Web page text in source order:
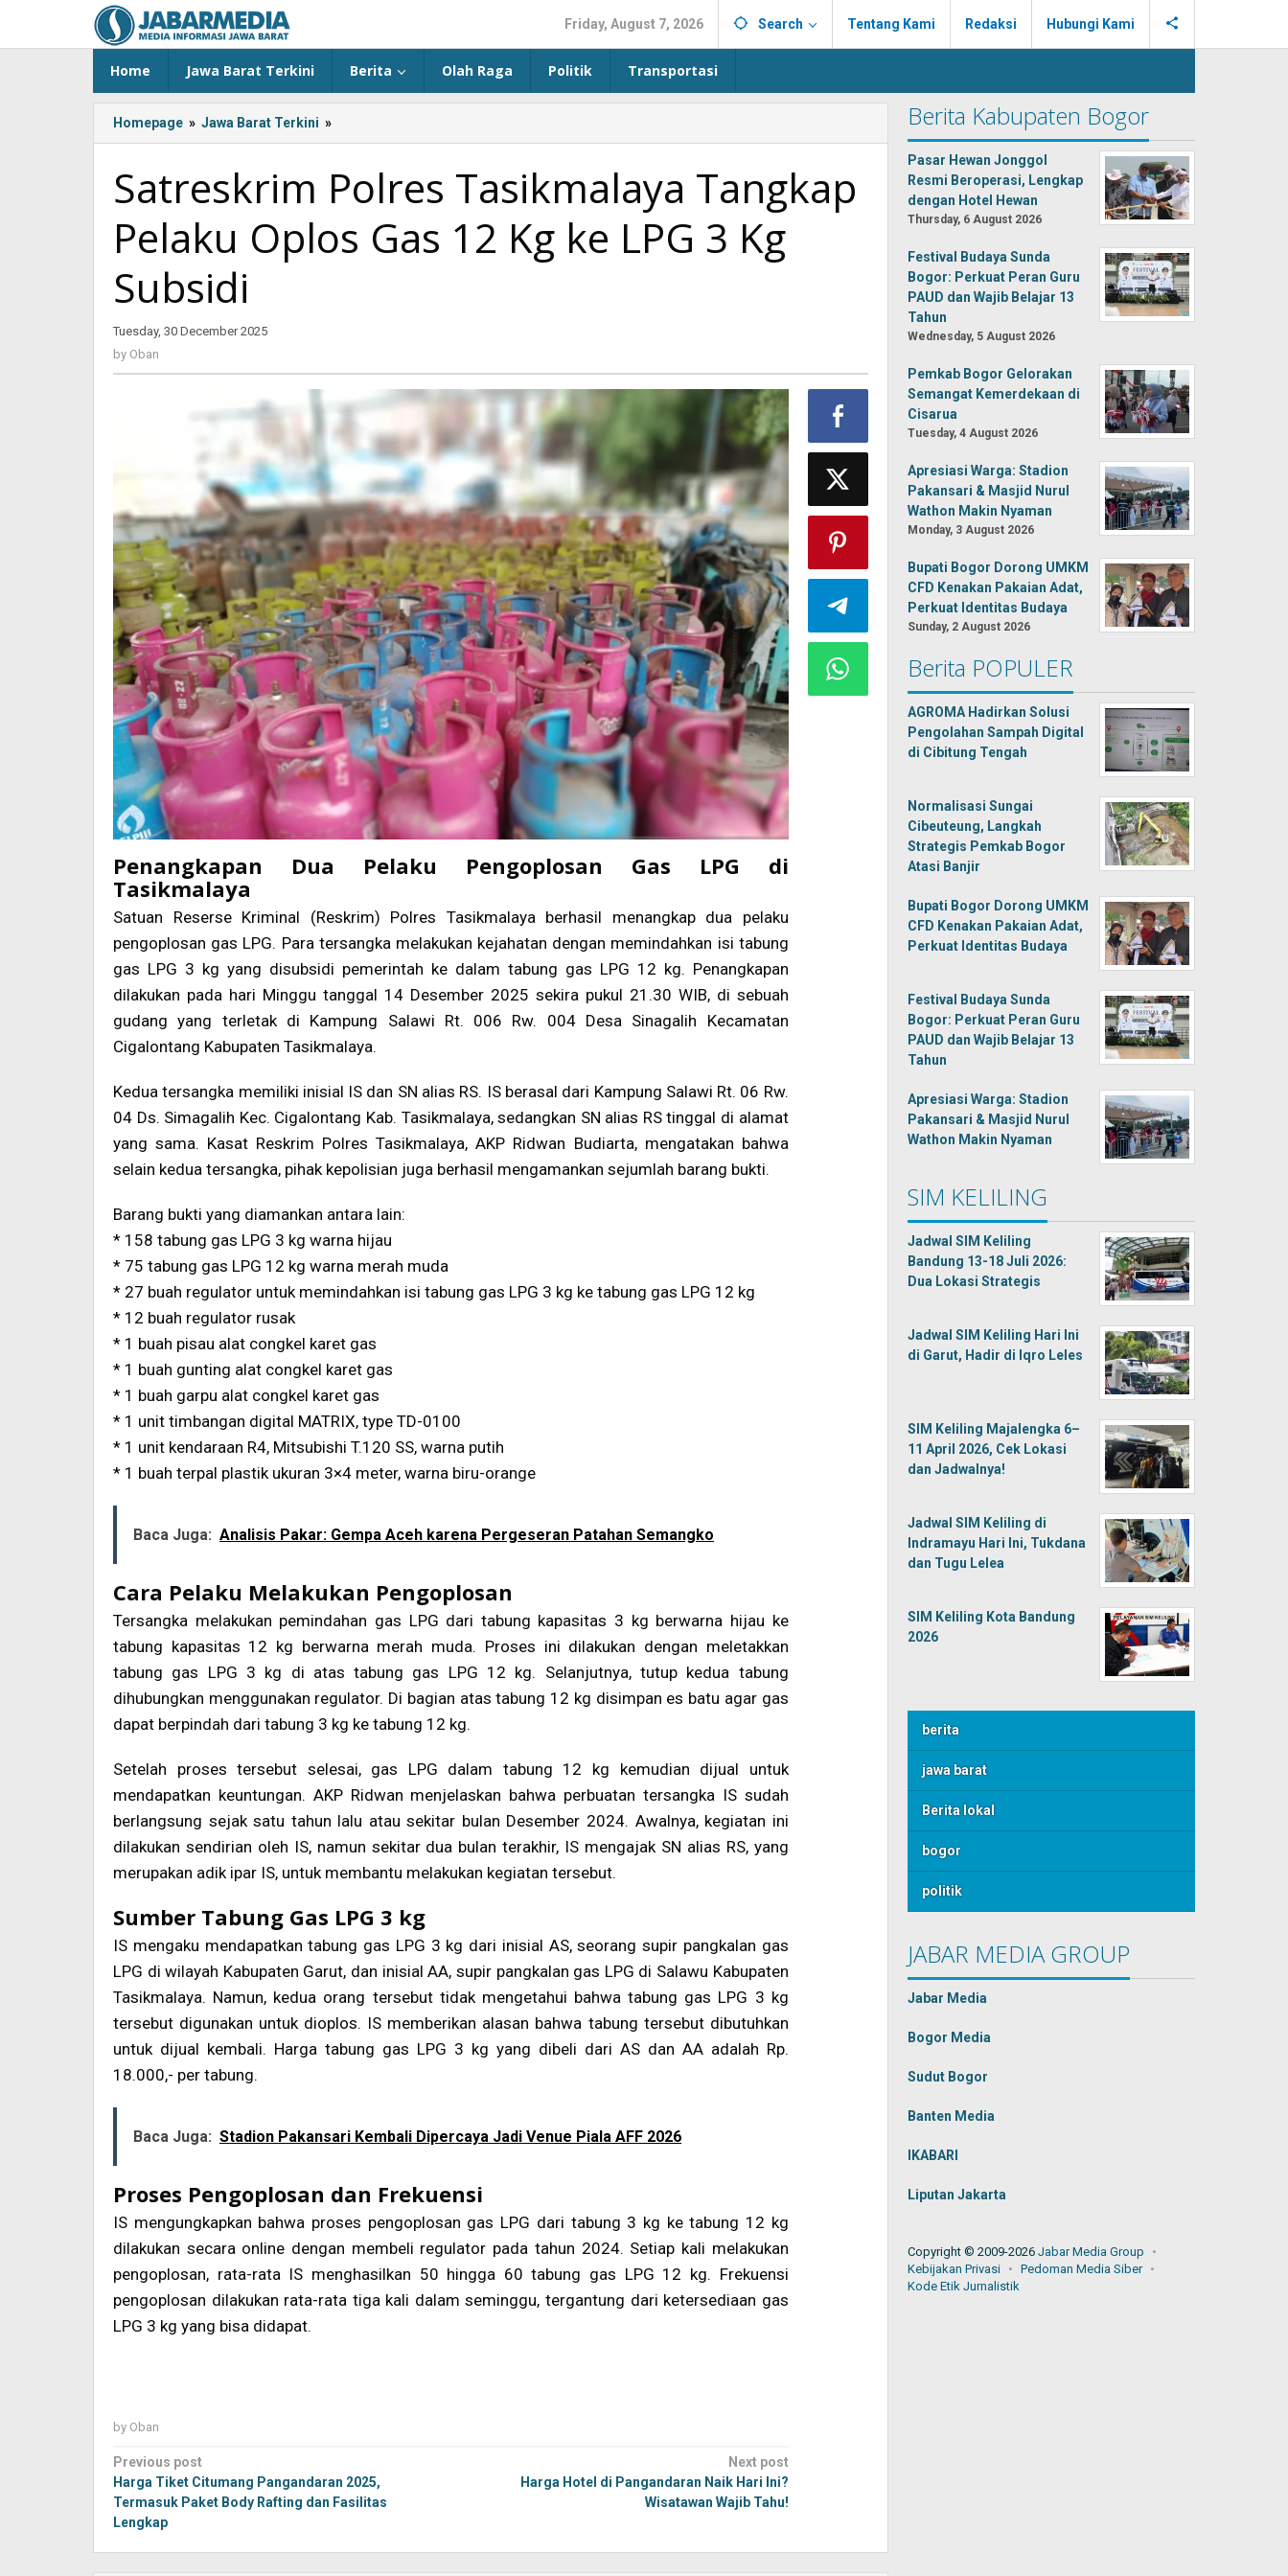
content
Friday, August 7, 2026 Search Tentang Kami Redaksi Hubungi Kami
Home Jawa Barat Terkini Berita Olah Raga Politik Transportasi
Homepage » Jawa Barat Terkini »
Polres
Tangkap
Pelaku
Gas
Satreskrim Polres Tasikmalaya Tangkap
Pelaku Oplos Gas 12 Kg ke LPG 3 Kg
Subsidi
Tuesday, 30 December 2025
by Oban
Penangkapan Dua Pelaku Pengoplosan Gas LPG di
Tasikmalaya
Satuan Reserse Kriminal (Reskrim) Polres Tasikmalaya berhasil menangkap dua pelaku
pengoplosan gas LPG. Para tersangka melakukan kejahatan dengan memindahkan isi tabung
gas LPG 3 kg yang disubsidi pemerintah ke dalam tabung gas LPG 12 kg. Penangkapan
dilakukan pada hari Minggu tanggal 14 Desember 2025 sekira pukul 21.30 WIB, di sebuah
gudang yang terletak di Kampung Salawi Rt. 006 Rw. 004 Desa Sinagalih Kecamatan
Cigalontang Kabupaten Tasikmalaya.
Kedua tersangka memiliki inisial IS dan SN alias RS. IS berasal dari Kampung Salawi Rt. 06 Rw.
04 Ds. Simagalih Kec. Cigalontang Kab. Tasikmalaya, sedangkan SN alias RS tinggal di alamat
yang sama. Kasat Reskrim Polres Tasikmalaya, AKP Ridwan Budiarta, mengatakan bahwa
selain kedua tersangka, pihak kepolisian juga berhasil mengamankan sejumlah barang bukti.
Barang bukti yang diamankan antara lain:
* 158 tabung gas LPG 3 kg warna hijau
* 75 tabung gas LPG 12 kg warna merah muda
* 27 buah regulator untuk memindahkan isi tabung gas LPG 3 kg ke tabung gas LPG 12 kg
* 12 buah regulator rusak
* 1 buah pisau alat congkel karet gas
* 1 buah gunting alat congkel karet gas
* 1 buah garpu alat congkel karet gas
* 1 unit timbangan digital MATRIX, type TD-0100
* 1 unit kendaraan R4, Mitsubishi T.120 SS, warna putih
* 1 buah terpal plastik ukuran 3×4 meter, warna biru-orange
Baca Juga: Analisis Pakar: Gempa Aceh karena Pergeseran Patahan Semangko
Cara Pelaku Melakukan Pengoplosan
Tersangka melakukan pemindahan gas LPG dari tabung kapasitas 3 kg berwarna hijau ke
tabung kapasitas 12 kg berwarna merah muda. Proses ini dilakukan dengan meletakkan
tabung gas LPG 3 kg di atas tabung gas LPG 12 kg. Selanjutnya, tutup kedua tabung
dihubungkan menggunakan regulator. Di bagian atas tabung 12 kg disimpan es batu agar gas
dapat berpindah dari tabung 3 kg ke tabung 12 kg.
Setelah proses tersebut selesai, gas LPG dalam tabung 12 kg kemudian dijual untuk
mendapatkan keuntungan. AKP Ridwan menjelaskan bahwa perbuatan tersangka IS sudah
berlangsung sejak satu tahun lalu atau sekitar bulan Desember 2024. Awalnya, kegiatan ini
dilakukan sendirian oleh IS, namun sekitar dua bulan terakhir, IS mengajak SN alias RS, yang
merupakan adik ipar IS, untuk membantu melakukan kegiatan tersebut.
Sumber Tabung Gas LPG 3 kg
IS mengaku mendapatkan tabung gas LPG 3 kg dari inisial AS, seorang supir pangkalan gas
LPG di wilayah Kabupaten Garut, dan inisial AA, supir pangkalan gas LPG di Salawu Kabupaten
Tasikmalaya. Namun, kedua orang tersebut tidak mengetahui bahwa tabung gas LPG 3 kg
tersebut digunakan untuk dioplos. IS memberikan alasan bahwa tabung tersebut dibutuhkan
untuk dijual kembali. Harga tabung gas LPG 3 kg yang dibeli dari AS dan AA adalah Rp.
18.000,- per tabung.
Baca Juga: Stadion Pakansari Kembali Dipercaya Jadi Venue Piala AFF 2026
Proses Pengoplosan dan Frekuensi
IS mengungkapkan bahwa proses pengoplosan gas LPG dari tabung 3 kg ke tabung 12 kg
dilakukan secara online dengan membeli regulator pada tahun 2024. Setiap kali melakukan
pengoplosan, rata-rata IS menghasilkan 50 hingga 60 tabung gas LPG 12 kg. Frekuensi
pengoplosan dilakukan rata-rata tiga kali dalam seminggu, tergantung dari ketersediaan gas
LPG 3 kg yang bisa didapat.
by Oban
Post
navigation
Previous post
Harga Tiket Citumang Pangandaran 2025,
Termasuk Paket Body Rafting dan Fasilitas
Lengkap
Next post
Harga Hotel di Pangandaran Naik Hari Ini?
Wisatawan Wajib Tahu!
Berita Kabupaten Bogor
Pasar Hewan Jonggol
Resmi Beroperasi, Lengkap
dengan Hotel Hewan
Thursday, 6 August 2026
Festival Budaya Sunda
Bogor: Perkuat Peran Guru
PAUD dan Wajib Belajar 13
Tahun
Wednesday, 5 August 2026
Pemkab Bogor Gelorakan
Semangat Kemerdekaan di
Cisarua
Tuesday, 4 August 2026
Apresiasi Warga: Stadion
Pakansari & Masjid Nurul
Wathon Makin Nyaman
Monday, 3 August 2026
Bupati Bogor Dorong UMKM
CFD Kenakan Pakaian Adat,
Perkuat Identitas Budaya
Sunday, 2 August 2026
Berita POPULER
AGROMA Hadirkan Solusi
Pengolahan Sampah Digital
di Cibitung Tengah
Normalisasi Sungai
Cibeuteung, Langkah
Strategis Pemkab Bogor
Atasi Banjir
Bupati Bogor Dorong UMKM
CFD Kenakan Pakaian Adat,
Perkuat Identitas Budaya
Festival Budaya Sunda
Bogor: Perkuat Peran Guru
PAUD dan Wajib Belajar 13
Tahun
Apresiasi Warga: Stadion
Pakansari & Masjid Nurul
Wathon Makin Nyaman
SIM KELILING
Jadwal SIM Keliling
Bandung 13-18 Juli 2026:
Dua Lokasi Strategis
Jadwal SIM Keliling Hari Ini
di Garut, Hadir di Iqro Leles
SIM Keliling Majalengka 6–
11 April 2026, Cek Lokasi
dan Jadwalnya!
Jadwal SIM Keliling di
Indramayu Hari Ini, Tukdana
dan Tugu Lelea
SIM Keliling Kota Bandung
2026
berita
jawa barat
Berita lokal
bogor
politik
JABAR MEDIA GROUP
Jabar Media
Bogor Media
Sudut Bogor
Banten Media
IKABARI
Liputan Jakarta
Copyright © 2009-2026Jabar Media Group
Kebijakan Privasi
Pedoman Media Siber
Kode Etik Jurnalistik